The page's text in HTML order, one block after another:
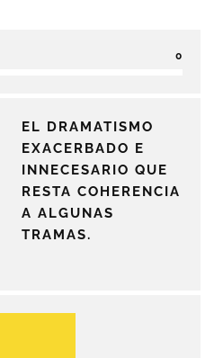
0
EL DRAMATISMO
EXACERBADO E
INNECESARIO QUE
RESTA COHERENCIA
A ALGUNAS
TRAMAS.